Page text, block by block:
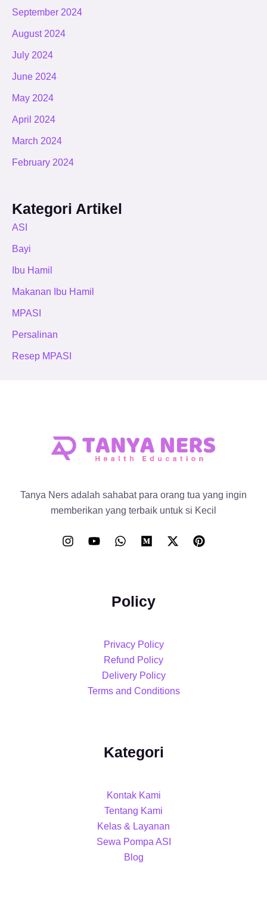
September 2024
August 2024
July 2024
June 2024
May 2024
April 2024
March 2024
February 2024
Kategori Artikel
ASI
Bayi
Ibu Hamil
Makanan Ibu Hamil
MPASI
Persalinan
Resep MPASI
Tanya Ners adalah sahabat para orang tua yang ingin
memberikan yang terbaik untuk si Kecil
Policy
Privacy Policy
Refund Policy
Delivery Policy
Terms and Conditions
Kategori
Kontak Kami
Tentang Kami
Kelas & Layanan
Sewa Pompa ASI
Blog